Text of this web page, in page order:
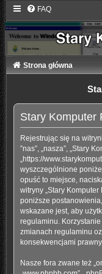
FAQ
Strona główna
Stary Komputer
Rejestrując się na
”nas”, „nasza”, „Stary
„https://
wyszczególnione
opuść to miejsce,
witryny „Stary
poniższe
wskazane jest, aby
regulaminu. Korzystanie
zmianach regulaminu
konsekwencjami
Nasze fora zwane też